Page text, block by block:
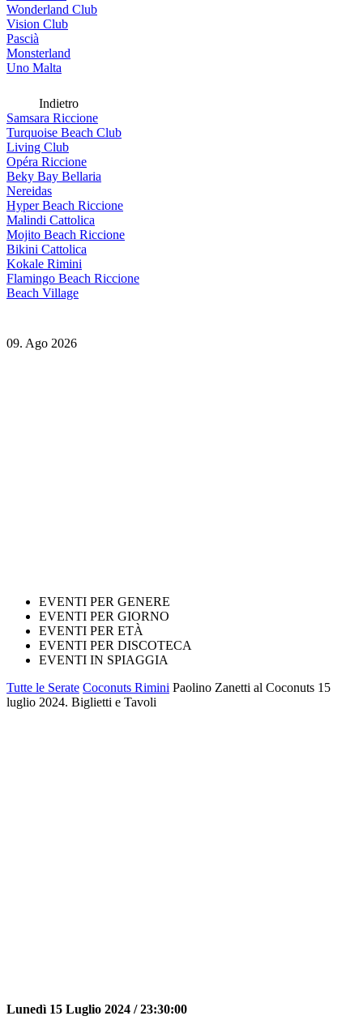
Wonderland Club
Vision Club
Pascià
Monsterland
Uno Malta
Indietro
Samsara Riccione
Turquoise Beach Club
Living Club
Opéra Riccione
Beky Bay Bellaria
Nereidas
Hyper Beach Riccione
Malindi Cattolica
Mojito Beach Riccione
Bikini Cattolica
Kokale Rimini
Flamingo Beach Riccione
Beach Village
09. Ago 2026
EVENTI PER GENERE
EVENTI PER GIORNO
EVENTI PER ETÀ
EVENTI PER DISCOTECA
EVENTI IN SPIAGGIA
Tutte le Serate Coconuts Rimini Paolino Zanetti al Coconuts 15
luglio 2024. Biglietti e Tavoli
Lunedì 15 Luglio 2024 /23:30:00